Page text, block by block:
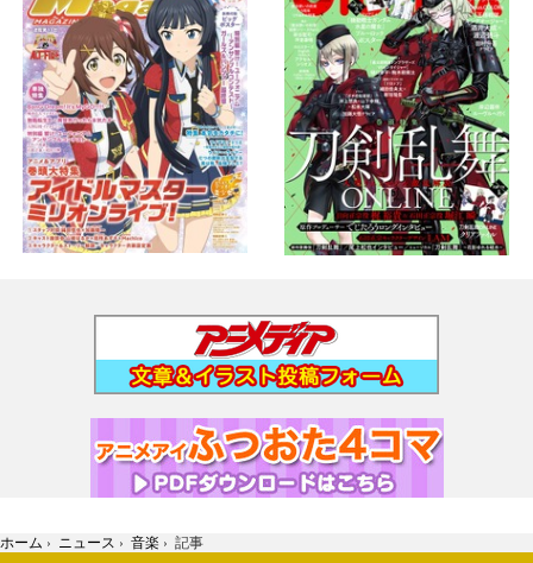
ホーム › ニュース › 音楽 › 記事